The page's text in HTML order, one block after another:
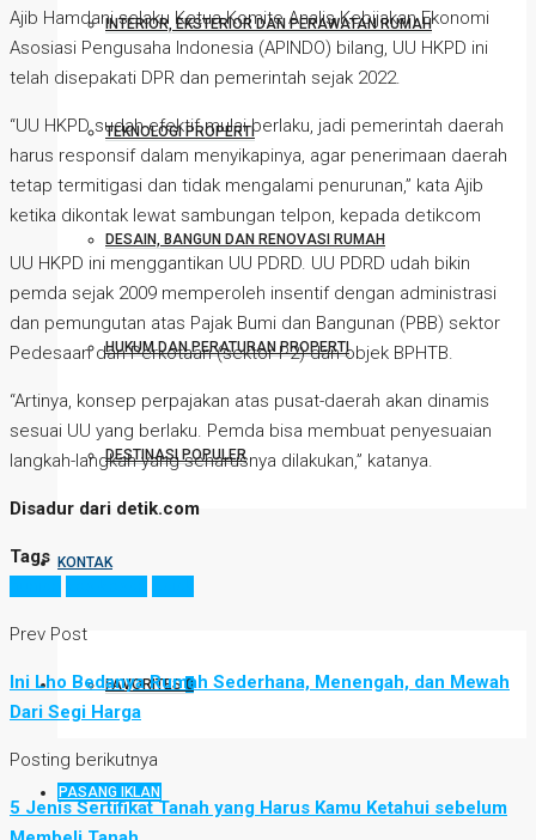
INTERIOR, EKSTERIOR DAN PERAWATAN RUMAH
TEKNOLOGI PROPERTI
DESAIN, BANGUN DAN RENOVASI RUMAH
HUKUM DAN PERATURAN PROPERTI
DESTINASI POPULER
KONTAK
FAVORITES0
PASANG IKLAN
Ajib Hamdani selaku Ketua Komite Analis Kebijakan Ekonomi
Asosiasi Pengusaha Indonesia (APINDO) bilang, UU HKPD ini
telah disepakati DPR dan pemerintah sejak 2022.
“UU HKPD sudah efektif mulai berlaku, jadi pemerintah daerah
harus responsif dalam menyikapinya, agar penerimaan daerah
tetap termitigasi dan tidak mengalami penurunan,” kata Ajib
ketika dikontak lewat sambungan telpon, kepada detikcom
UU HKPD ini menggantikan UU PDRD. UU PDRD udah bikin
pemda sejak 2009 memperoleh insentif dengan administrasi
dan pemungutan atas Pajak Bumi dan Bangunan (PBB) sektor
Pedesaan dan Perkotaan (sektor P2) dan objek BPHTB.
“Artinya, konsep perpajakan atas pusat-daerah akan dinamis
sesuai UU yang berlaku. Pemda bisa membuat penyesuaian
langkah-langkah yang seharusnya dilakukan,” katanya.
Disadur dari detik.com
Tags
Prev Post
Ini Lho Bedanya Rumah Sederhana, Menengah, dan Mewah
Dari Segi Harga
Posting berikutnya
5 Jenis Sertifikat Tanah yang Harus Kamu Ketahui sebelum